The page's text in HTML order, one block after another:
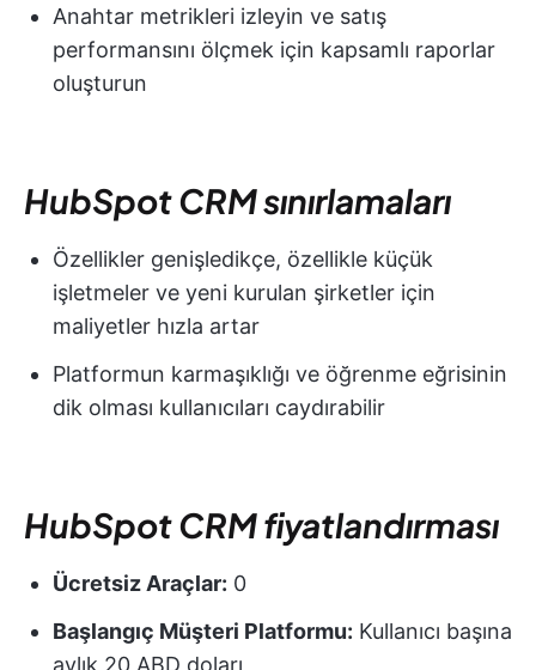
Anahtar metrikleri izleyin ve satış
performansını ölçmek için kapsamlı raporlar
oluşturun
HubSpot CRM sınırlamaları
Özellikler genişledikçe, özellikle küçük
işletmeler ve yeni kurulan şirketler için
maliyetler hızla artar
Platformun karmaşıklığı ve öğrenme eğrisinin
dik olması kullanıcıları caydırabilir
HubSpot CRM fiyatlandırması
Ücretsiz Araçlar: 0
Başlangıç Müşteri Platformu: Kullanıcı başına
aylık 20 ABD doları